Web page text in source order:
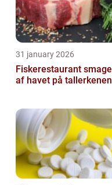
31 january 2026
Fiskerestaurant smagen
af havet på tallerkenen